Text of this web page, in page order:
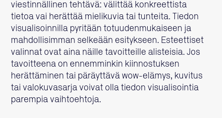
viestinnällinen tehtävä: välittää konkreettista
tietoa vai herättää mielikuvia tai tunteita. Tiedon
visualisoinnilla pyritään totuudenmukaiseen ja
mahdollisimman selkeään esitykseen. Esteettiset
valinnat ovat aina näille tavoitteille alisteisia. Jos
tavoitteena on ennemminkin kiinnostuksen
herättäminen tai päräyttävä wow-elämys, kuvitus
tai valokuvasarja voivat olla tiedon visualisointia
parempia vaihtoehtoja.